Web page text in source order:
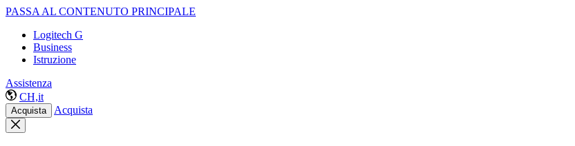
PASSA AL CONTENUTO PRINCIPALE
Logitech G
Business
Istruzione
Assistenza
CH,it
Acquista Acquista